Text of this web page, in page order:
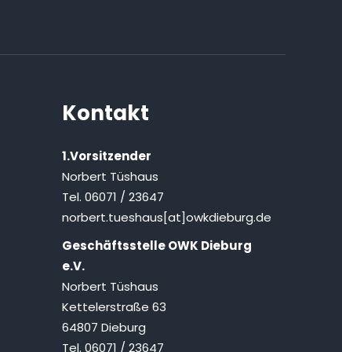
Kontakt
1.Vorsitzender
Norbert Tüshaus
Tel. 06071 / 23647
norbert.tueshaus[at]owkdieburg.de
Geschäftsstelle OWK Dieburg
e.V.
Norbert Tüshaus
Kettelerstraße 63
64807 Dieburg
Tel. 06071 / 23647